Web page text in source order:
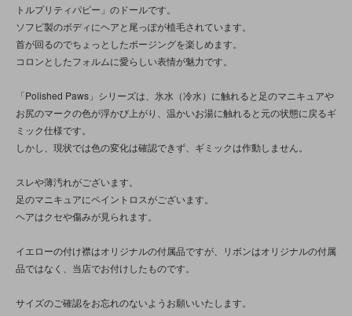
トルプリティパピー」のドールです。
ソフビ製のボディにヘアと尾っぽが植毛されています。
首が回るのでちょっとしたポージングを楽しめます。
コロンとしたフォルムに愛らしい表情が魅力です。
「Polished Paws」シリーズは、氷水（冷水）に触れると足のマニキュアや
お尻のマークの色が浮かび上がり、温かいお湯に触れると元の状態に戻るギ
ミック仕様です。
しかし、現状では色の変化は確認できず、ギミックは作動しません。
スレや薄汚れがございます。
足のマニキュアにペイントロスがございます。
ヘアはクセや傷みが見られます。
イエローの付け襟はオリジナルの付属品ですが、リボンはオリジナルの付属
品ではなく、当店でお付けしたものです。
サイズのご確認をお忘れのないようお願いいたします。